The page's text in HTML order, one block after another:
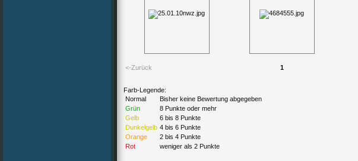
<-Zurück 1
Farb-Legende:
Normal
Bisher keine Bewertung abgegeben
Grün
8 Punkte oder mehr
Gelb
6 bis 8 Punkte
Dunkelgelb 4 bis 6 Punkte
Orange
2 bis 4 Punkte
Rot
weniger als 2 Punkte